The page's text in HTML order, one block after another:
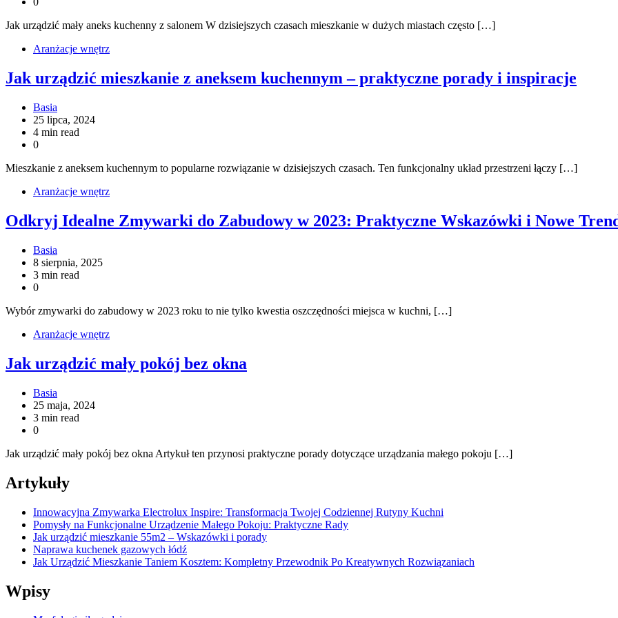
Jak urządzić mały aneks kuchenny z salonem W dzisiejszych czasach mieszkanie w dużych miastach często […]
Aranżacje wnętrz
Jak urządzić mieszkanie z aneksem kuchennym – praktyczne porady i inspiracje
Basia
25 lipca, 2024
4 min read
0
Mieszkanie z aneksem kuchennym to popularne rozwiązanie w dzisiejszych czasach. Ten funkcjonalny układ przestrzeni łączy […]
Aranżacje wnętrz
Odkryj Idealne Zmywarki do Zabudowy w 2023: Praktyczne Wskazówki i Nowe
Basia
8 sierpnia, 2025
3 min read
0
Wybór zmywarki do zabudowy w 2023 roku to nie tylko kwestia oszczędności miejsca w kuchni, […]
Aranżacje wnętrz
Jak urządzić mały pokój bez okna
Basia
25 maja, 2024
3 min read
0
Jak urządzić mały pokój bez okna Artykuł ten przynosi praktyczne porady dotyczące urządzania małego pokoju […]
Artykuły
Innowacyjna Zmywarka Electrolux Inspire: Transformacja Twojej Codziennej Rutyny Kuchni
Pomysły na Funkcjonalne Urządzenie Małego Pokoju: Praktyczne Rady
Jak urządzić mieszkanie 55m2 – Wskazówki i porady
Naprawa kuchenek gazowych łódź
Jak Urządzić Mieszkanie Taniem Kosztem: Kompletny Przewodnik Po Kreatywnych Rozwiązaniach
Wpisy